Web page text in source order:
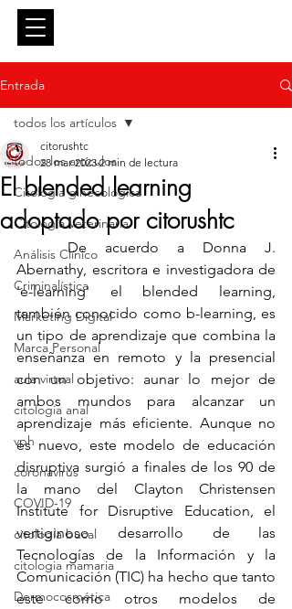
Entrada
todos los artículos
Citología ginecológica
Citología Veterinaria
Análisis Clínico
Criminalística
Marketing Digital
Marca Personal
aula virtual
citologia anal
vph
coronavirus
COVID-19
citología bucal
citologia mamaria
Dermocosmética
todos los artículos
El blended learning
adoptado por citorushtc
citorushtc
28 mar 2023 2 min de lectura
	De acuerdo a Donna J.
Abernathy, escritora e investigadora de
'e-learning' el blended learning,
también conocido como b-learning, es
un tipo de aprendizaje que combina la
enseñanza en remoto y la presencial
con un objetivo: aunar lo mejor de
ambos mundos para alcanzar un
aprendizaje más eficiente. Aunque no
es nuevo, este modelo de educación
disruptiva surgió a finales de los 90 de
la mano del Clayton Christensen
Institute for Disruptive Education, el
vertiginoso desarrollo de las
Tecnologías de la Información y la
Comunicación (TIC) ha hecho que tanto
este como otros modelos de